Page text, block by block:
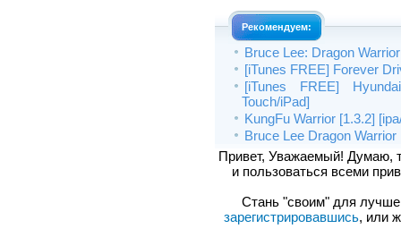
Рекомендуем:
Bruce Lee: Dragon
[iTunes FREE] Forever
[iTunes FREE]
Touch/iPad]
KungFu Warrior [1.3.2]
Bruce Lee Dragon
Привет, Уважаемый! Думаю,
и пользоваться всеми
Стань "своим" для
зарегистрировавшись, или